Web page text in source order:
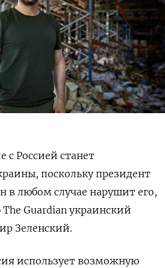
с Россией станет
поскольку президент
в любом случае нарушит его,
Guardian украинский
Зеленский.
использует возможную